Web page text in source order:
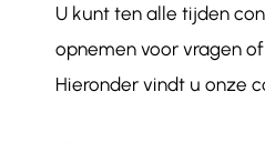
U kunt ten alle tijden
opnemen voor vragen
Hieronder vindt u onze